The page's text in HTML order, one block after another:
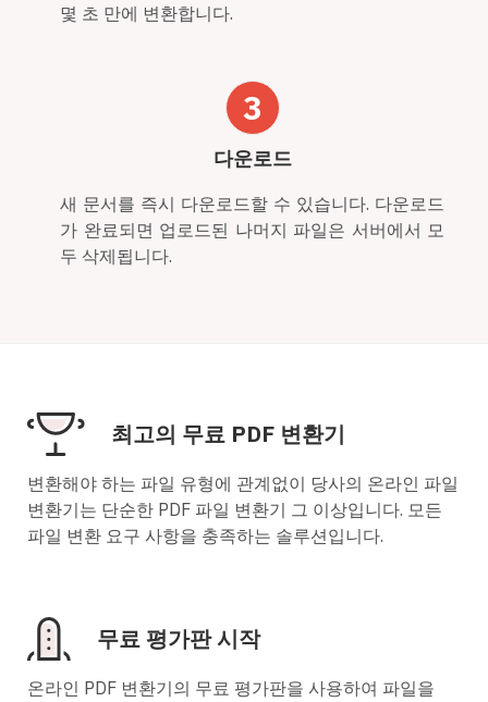
몇 초 만에 변환합니다.
3
다운로드
새 문서를 즉시 다운로드할 수 있습니다. 다운로드
가 완료되면 업로드된 나머지 파일은 서버에서 모
두 삭제됩니다.
최고의 무료 PDF 변환기
변환해야 하는 파일 유형에 관계없이 당사의 온라인 파일
변환기는 단순한 PDF 파일 변환기 그 이상입니다. 모든
파일 변환 요구 사항을 충족하는 솔루션입니다.
무료 평가판 시작
온라인 PDF 변환기의 무료 평가판을 사용하여 파일을